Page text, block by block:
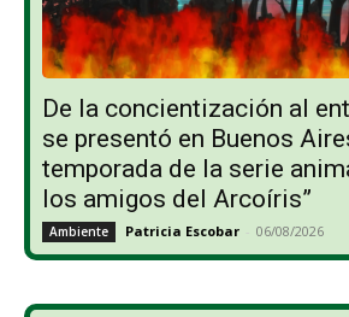
De la concientización al
se presentó en Buenos
temporada de la serie
los amigos del Arcoíris”
Ambiente Patricia Escobar - 06/08/2026